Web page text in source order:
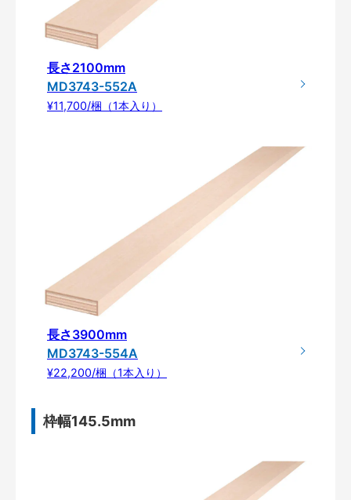
長さ2100mm
MD3743-552A
¥11,700/梱（1本入り）
長さ3900mm
MD3743-554A
¥22,200/梱（1本入り）
枠幅145.5mm